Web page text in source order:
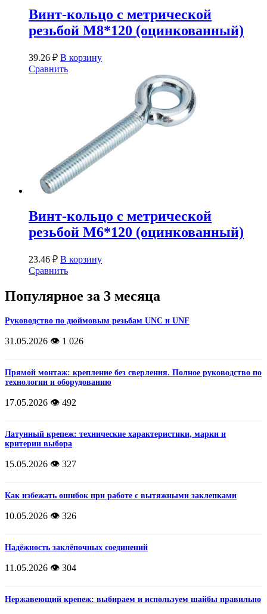
Винт-кольцо с метрической
резьбой М8*120 (оцинкованный)
39.26 ₽ В корзину
Сравнить
Винт-кольцо с метрической
резьбой М6*120 (оцинкованный)
23.46 ₽ В корзину
Сравнить
Популярное за 3 месяца
Руководство по дюймовым резьбам UNC и UNF
31.05.2026 👁️ 1 026
Прямой монтаж: крепление без сверления. Полное руководство по
технологии и оборудованию
17.05.2026 👁️ 492
Латунный крепеж: технические характеристики, марки и
критерии выбора
15.05.2026 👁️ 327
Как избежать ошибок при работе с вытяжными заклепками
10.05.2026 👁️ 326
Надёжность заклёпочных соединений
11.05.2026 👁️ 304
Нержавеющий крепеж: выбираем и используем шайбы правильно